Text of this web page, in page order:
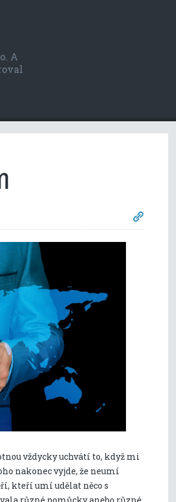
A
vždycky uchvátí to, když mi
nakonec vyjde, že neumí
kteří umí udělat něco s